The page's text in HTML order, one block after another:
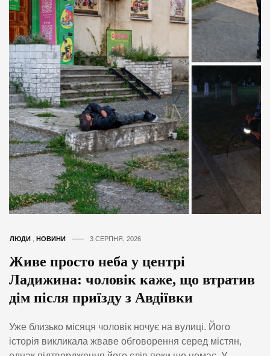
ЛЮДИ НОВИНИ 3 СЕРПНЯ, 2026
Живе просто неба у центрі
Ладижина: чоловік каже, що втратив
дім після приїзду з Авдіївки
Уже близько місяця чоловік ночує на вулиці. Його
історія викликала жваве обговорення серед містян,